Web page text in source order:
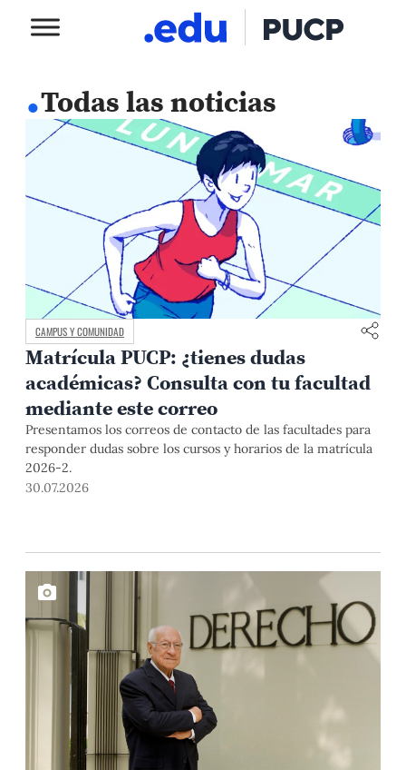
.Todas las noticias
CAMPUS Y COMUNIDAD
Matrícula PUCP: ¿tienes dudas
académicas? Consulta con tu facultad
mediante este correo
Presentamos los correos de contacto de las facultades para
responder dudas sobre los cursos y horarios de la matrícula
2026-2.
30.07.2026